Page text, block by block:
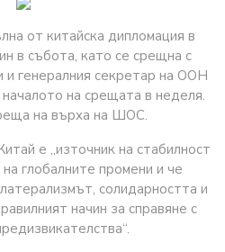
от китайска дипломация в
в събота, като се срещна с
генералния секретар на ООН
на срещата в неделя.
на върха на ШОС.
е „източник на стабилност
глобалните промени и че
солидарността и
начин за справяне с